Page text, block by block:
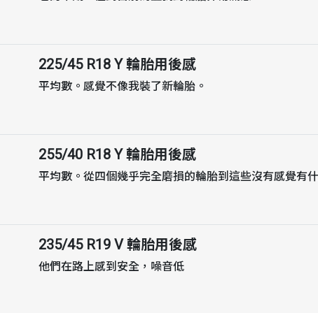
225/45 R18 Y 輪胎用後感
平均數。感覺不像我裝了新輪胎。
255/40 R18 Y 輪胎用後感
平均數。從四個幾乎完全磨損的輪胎到這些沒有感覺有
235/45 R19 V 輪胎用後感
他們在路上感到安全，噪音低